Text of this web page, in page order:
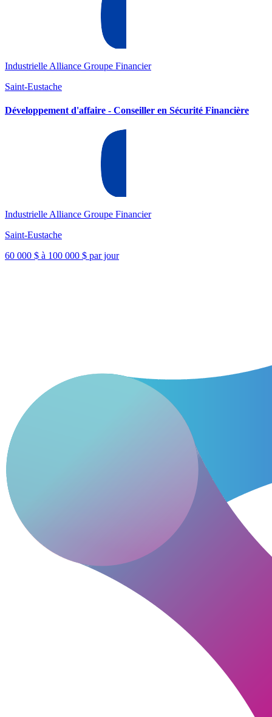
Industrielle Alliance Groupe Financier
Saint-Eustache
Développement d'affaire - Conseiller en Sécurité Financière
Industrielle Alliance Groupe Financier
Saint-Eustache
60 000 $ à 100 000 $ par jour